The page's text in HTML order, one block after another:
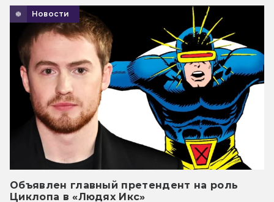
Новости
Объявлен главный претендент на роль
Циклопа в «Людях Икс»